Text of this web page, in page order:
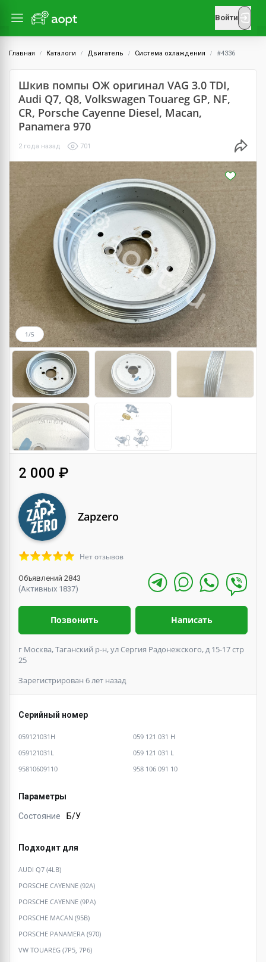
Войти
Главная Каталоги Двигатель Система охлаждения #4336
Шкив помпы ОЖ оригинал VAG 3.0 TDI,
Audi Q7, Q8, Volkswagen Touareg GP, NF,
CR, Porsche Cayenne Diesel, Macan,
Panamera 970
2 года назад 701
1/5
2 000 ₽
Zapzero
Нет отзывов
Объявлений 2843
(Активных 1837)
Позвонить Написать
г Москва, Таганский р-н, ул Сергия Радонежского, д 15-17 стр
25
Зарегистрирован 6 лет назад
Серийный номер
059121031H
059 121 031 H
059121031L
059 121 031 L
95810609110
958 106 091 10
Параметры
Состояние Б/У
Подходит для
AUDI Q7 (4LB)
PORSCHE CAYENNE (92A)
PORSCHE CAYENNE (9PA)
PORSCHE MACAN (95B)
PORSCHE PANAMERA (970)
VW TOUAREG (7P5, 7P6)